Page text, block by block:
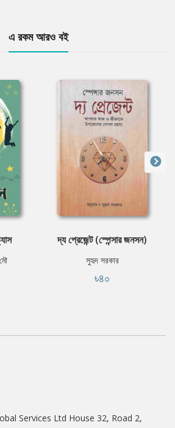
এ রকম আরও বই
দ্য প্রেজেন্ট (স্পেন্সার জনসন)
সুহৃদ সরকার
৳৪০
Services Ltd House 32, Road 2,